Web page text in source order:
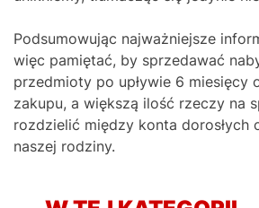
Podsumowując najważniejsze
więc pamiętać, by sprzedawać
przedmioty po upływie 6 miesięcy
zakupu, a większą ilość rzeczy na
rozdzielić między konta dorosłych
naszej rodziny.